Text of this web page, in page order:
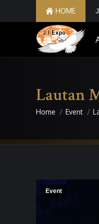
HOME
Lautan
You are here:
Home Event
Event